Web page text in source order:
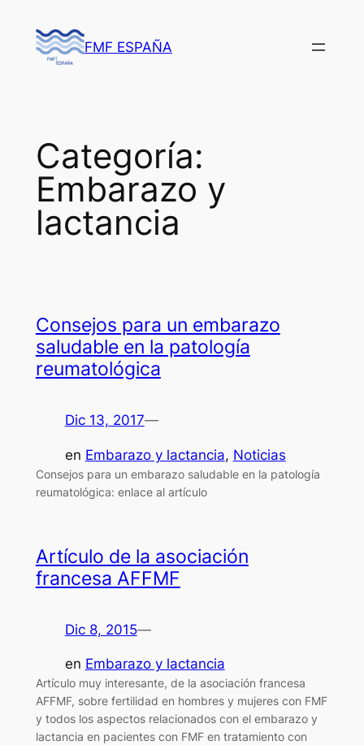
contenido
FMF ESPAÑA
Categoría:
Embarazo y
lactancia
Consejos para un embarazo
saludable en la patología
reumatológica
Dic 13, 2017—
en Embarazo y lactancia, Noticias
Consejos para un embarazo saludable en la patología
reumatológica: enlace al artículo
Artículo de la asociación
francesa AFFMF
Dic 8, 2015—
en Embarazo y lactancia
Artículo muy interesante, de la asociación francesa
AFFMF, sobre fertilidad en hombres y mujeres con FMF
y todos los aspectos relacionados con el embarazo y
lactancia en pacientes con FMF en tratamiento con